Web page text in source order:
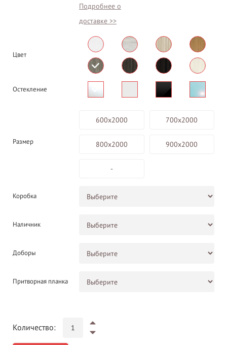
Подробнее о
доставке >>
Цвет
Остекление
Размер
600х2000 700х2000
800х2000 900х2000
-
Коробка
Наличник
Доборы
Притворная планка
Количество: